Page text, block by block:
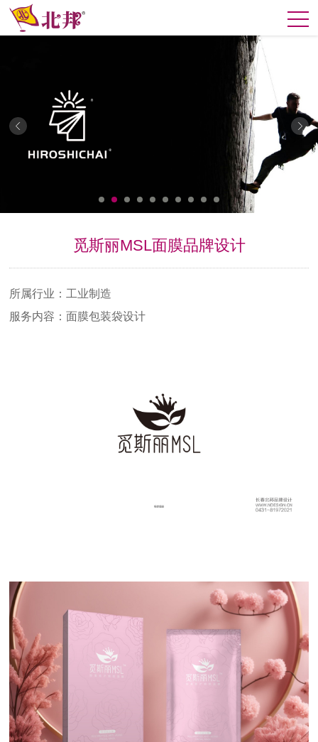
觅斯丽MSL面膜品牌设计
所属行业：工业制造
服务内容：面膜包装袋设计